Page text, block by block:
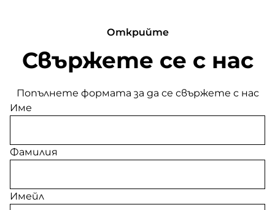
Открийте
Свържете се с нас
Попълнете формата за да се свържете с нас
Име
Фамилия
Имейл